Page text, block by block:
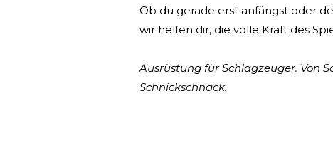
Ob du gerade erst anfängst oder
wir helfen dir, die volle Kraft des
Ausrüstung für Schlagzeuger. Von
Schnickschnack.